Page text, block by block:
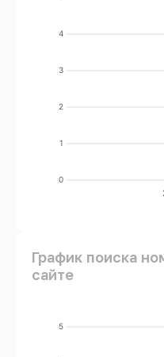
0
1
2
3
4
График поиска
сайте
5